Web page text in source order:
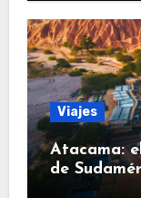
Viajes
Atacama:
de
los viajeros